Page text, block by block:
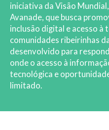
iniciativa da Visão
Avanade, que busca
inclusão digital e acesso à
comunidades ribeirinhas
desenvolvido para
onde o acesso à
tecnológica e
limitado.